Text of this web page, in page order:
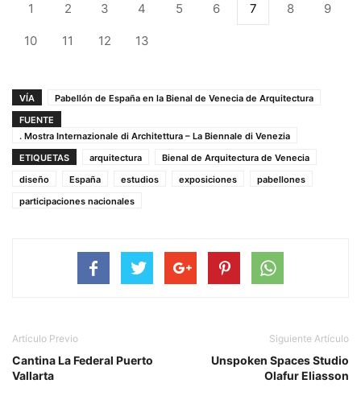
1 2 3 4 5 6 7 8 9
10 11 12 13
VÍA
Pabellón de España en la Bienal de Venecia de Arquitectura
FUENTE
. Mostra Internazionale di Architettura – La Biennale di Venezia
ETIQUETAS
arquitectura
Bienal de Arquitectura de Venecia
diseño
España estudios exposiciones
pabellones
participaciones nacionales
Artículo Previo
Cantina La Federal Puerto
Vallarta
Siguiente Artículo
Unspoken Spaces Studio
Olafur Eliasson